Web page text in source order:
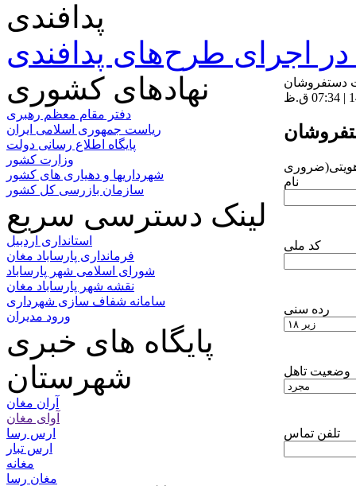
اجرای طرح‌های پدافندی
دستفروشان
نام
کد ملی
رده سنی
وضعیت تاهل
تلفن تماس
نهادهای کشوری
دفتر مقام معظم رهبری
ریاست جمهوری اسلامی ایران
پایگاه اطلاع رسانی دولت
وزارت کشور
شهرداریها و دهیاری های کشور
سازمان بازرسی کل کشور
لینک دسترسی سریع
استانداری اردبیل
فرمانداری پارساباد مغان
شورای اسلامی شهر پارساباد
نقشه شهر پارساباد مغان
سامانه شفاف سازی شهرداری
ورود مدیران
پایگاه های خبری
شهرستان
آران مغان
آوای مغان
ارس رسا
ارس تبار
مغانه
مغان رسا